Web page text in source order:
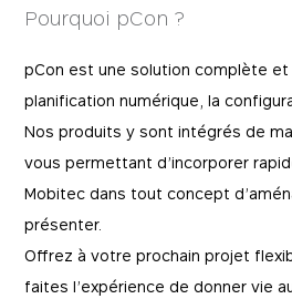
Pourquoi pCon ?
pCon est une solution complète
planification numérique, la
Nos produits y sont intégrés de
vous permettant d’incorporer
Mobitec dans tout concept
présenter.
Offrez à votre prochain projet
faites l’expérience de donner vie